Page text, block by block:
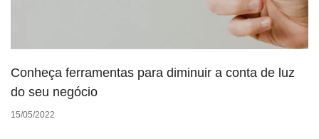
Conheça ferramentas para diminuir a conta de luz
do seu negócio
15/05/2022